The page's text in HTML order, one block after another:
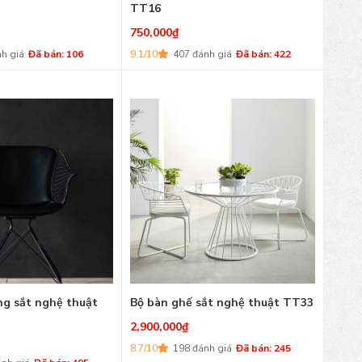
giá Đã bán: 106
TT16
750,000₫
9.1/10 407 đánh giá Đã bán: 422
sắt nghệ thuật
Bộ bàn ghế sắt nghệ thuật TT33
2,900,000₫
8.7/10 198 đánh giá Đã bán: 245